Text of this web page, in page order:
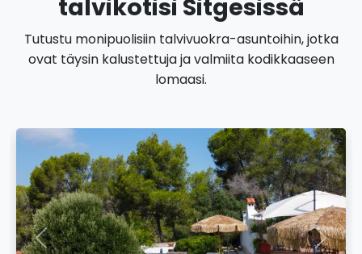
talvikotisi Sitgesissä
Tutustu monipuolisiin talvivuokra-asuntoihin, jotka
ovat täysin kalustettuja ja valmiita kodikkaaseen
lomaasi.
Previous Next